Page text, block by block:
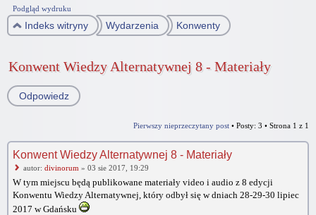
Podgląd wydruku
Indeks witryny Wydarzenia Konwenty
Konwent Wiedzy Alternatywnej 8 - Materiały
Odpowiedz
Pierwszy nieprzeczytany post • Posty: 3 • Strona 1 z 1
Konwent Wiedzy Alternatywnej 8 - Materiały
autor: divinorum » 03 sie 2017, 19:29
W tym miejscu będą publikowane materiały video i audio z 8 edycji
Konwentu Wiedzy Alternatywnej, który odbył się w dniach 28-29-30 lipiec
2017 w Gdańsku